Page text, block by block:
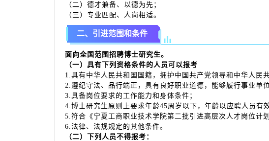
（二）德才兼备、以德为先；
（三）专业匹配、人岗相适。
二、引进范围和条件
面向全国范围招聘博士研究生。
（一）具有下列资格条件的人员可以报考
1.具有中华人民共和国国籍，拥护中国共产党领导和中华人民
2.遵纪守法、品行端正，具有良好职业道德，能够履行事业单
3.具备岗位要求的工作能力和身体条件；
4.博士研究生原则上要求年龄45周岁以下，年龄以应聘人员有
5.符合《宁夏工商职业技术学院第二批引进高层次人才岗位计
6.法律、法规规定的其他条件。
（二）下列人员不得报考：